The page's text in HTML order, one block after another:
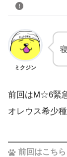
ミクジン
前回はM☆6緊
オレウス希少
前回はこちら